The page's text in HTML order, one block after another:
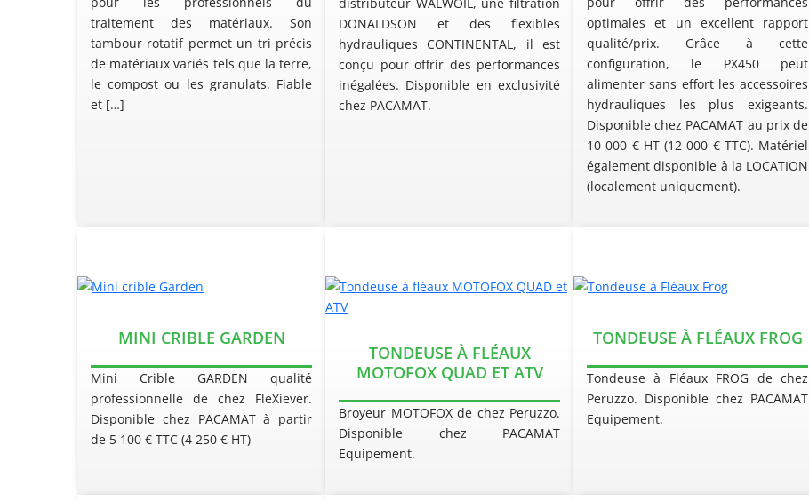
traitement des matériaux. Son
tambour rotatif permet un tri précis
de matériaux variés tels que la terre,
le compost ou les granulats. Fiable
et […]
DONALDSON et des flexibles
hydrauliques CONTINENTAL, il est
conçu pour offrir des performances
inégalées. Disponible en exclusivité
chez PACAMAT.
optimales et un excellent rapport
qualité/prix. Grâce à cette
configuration, le PX450 peut
alimenter sans effort les accessoires
hydrauliques les plus exigeants.
Disponible chez PACAMAT au prix de
10 000 € HT (12 000 € TTC). Matériel
également disponible à la LOCATION
(localement uniquement).
MINI CRIBLE GARDEN
Mini Crible GARDEN qualité
professionnelle de chez FleXiever.
Disponible chez PACAMAT à partir
de 5 100 € TTC (4 250 € HT)
TONDEUSE À FLÉAUX
MOTOFOX QUAD ET ATV
Broyeur MOTOFOX de chez Peruzzo.
Disponible chez PACAMAT
Equipement.
TONDEUSE À FLÉAUX FROG
Tondeuse à Fléaux FROG de chez
Peruzzo. Disponible chez PACAMAT
Equipement.